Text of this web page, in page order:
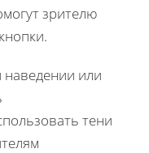
зрителю
наведении или
тени